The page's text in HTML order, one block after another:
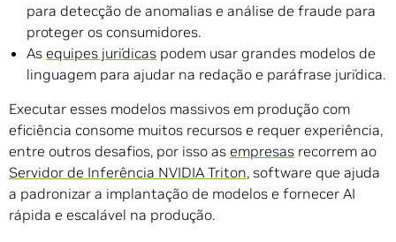
para detecção de anomalias e análise de fraude para
proteger os consumidores.
As equipes jurídicas podem usar grandes modelos de
linguagem para ajudar na redação e paráfrase jurídica.
Executar esses modelos massivos em produção com
eficiência consome muitos recursos e requer experiência,
entre outros desafios, por isso as empresas recorrem ao
Servidor de Inferência NVIDIA Triton, software que ajuda
a padronizar a implantação de modelos e fornecer AI
rápida e escalável na produção.